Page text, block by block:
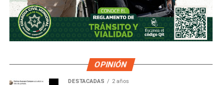
OPINIÓN
DESTACADAS 2 años